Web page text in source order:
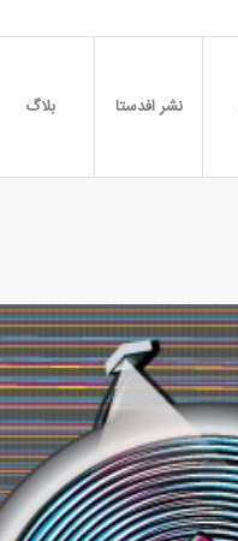
نشر افدستا بلاگ